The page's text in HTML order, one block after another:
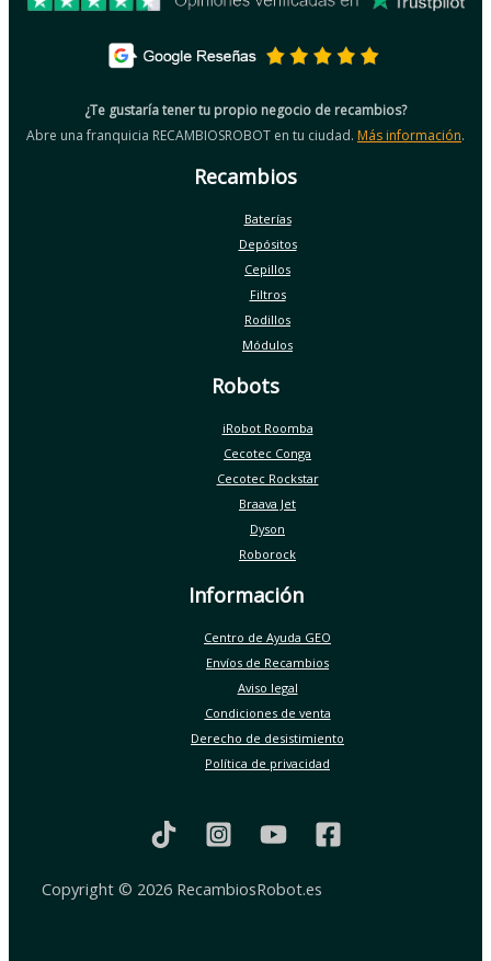
¿Te gustaría tener tu propio negocio de recambios?
Abre una franquicia RECAMBIOSROBOT en tu ciudad. Más información.
Recambios
Baterías
Depósitos
Cepillos
Filtros
Rodillos
Módulos
Robots
iRobot Roomba
Cecotec Conga
Cecotec Rockstar
Braava Jet
Dyson
Roborock
Información
Centro de Ayuda GEO
Envíos de Recambios
Aviso legal
Condiciones de venta
Derecho de desistimiento
Política de privacidad
Copyright © 2026 RecambiosRobot.es